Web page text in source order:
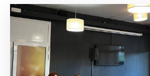
CONTACTO